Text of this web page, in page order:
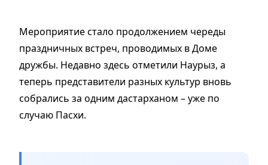
Мероприятие стало продолжением череды
праздничных встреч, проводимых в Доме
дружбы. Недавно здесь отметили Наурыз, а
теперь представители разных культур вновь
собрались за одним дастарханом – уже по
случаю Пасхи.